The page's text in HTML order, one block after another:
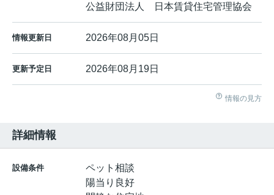
公益財団法人 日本賃貸住宅管理協会
情報更新日 2026年08月05日
更新予定日 2026年08月19日
情報の見方
詳細情報
設備条件
ペット相談
陽当り良好